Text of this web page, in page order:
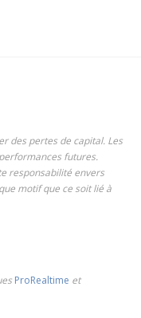
des pertes de capital. Les
futures.
responsabilité envers
motif que ce soit lié à
ProRealtime et